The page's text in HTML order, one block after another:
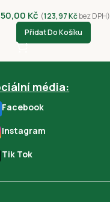
Kč (123,97Kčbez DPH)
Přidat Do Košíku
média:
Facebook
Instagram
Tik Tok